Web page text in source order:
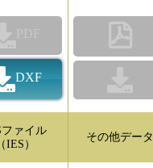
PDF
DXF
ァイル
IES）
その他データ